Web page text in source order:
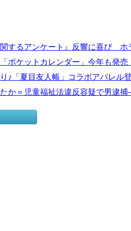
するアンケート』反響に喜び ホ
ポケットカレンダー」今年も発
♪「夏目友人帳」コラボアパレル
か＝児童福祉法違反容疑で男逮